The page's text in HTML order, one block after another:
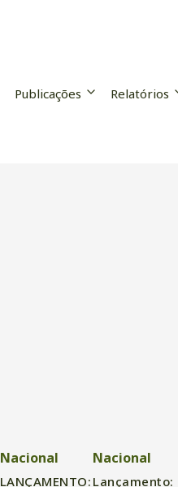
Publicações Relatórios
Nacional
LANÇAMENTO:
Nacional
Lançamento: